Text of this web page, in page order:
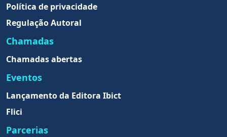
Política de privacidade
Regulação Autoral
Chamadas
Chamadas abertas
Eventos
Lançamento da Editora Ibict
Flici
Parcerias